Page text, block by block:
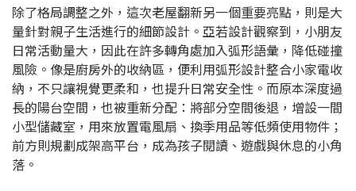
除了格局調整之外，這次老屋翻新另一個重要亮點，則是大
量針對親子生活進行的細節設計。亞若設計觀察到，小朋友
日常活動量大，因此在許多轉角處加入弧形語彙，降低碰撞
風險。像是廚房外的收納區，便利用弧形設計整合小家電收
納，不只讓視覺更柔和，也提升日常安全性。而原本深度過
長的陽台空間，也被重新分配：將部分空間後退，增設一間
小型儲藏室，用來放置電風扇、換季用品等低頻使用物件；
前方則規劃成架高平台，成為孩子閱讀、遊戲與休息的小角
落。